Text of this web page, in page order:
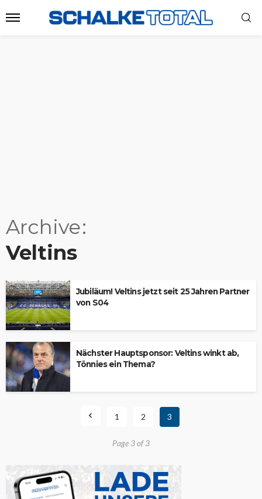
Archive
Veltins
Jubiläum! Veltins jetzt seit 25 Jahren Partner
von S04
Nächster Hauptsponsor: Veltins winkt ab,
Tönnies ein Thema?
1 2 3
Page 3 of 3